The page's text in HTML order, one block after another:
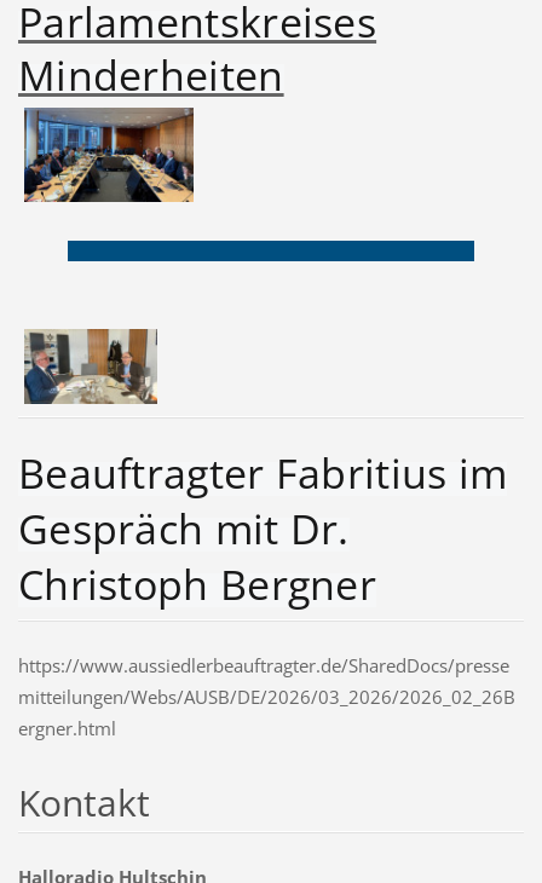
Parlamentskreises
Minderheiten
Beauftragter Fabritius im
Gespräch mit Dr.
Christoph Bergner
https://www.aussiedlerbeauftragter.de/SharedDocs/presse
mitteilungen/Webs/AUSB/DE/2026/03_2026/2026_02_26B
ergner.html
Kontakt
Halloradio Hultschin